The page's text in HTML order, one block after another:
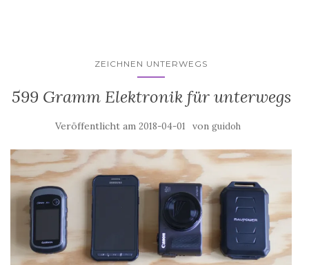
ZEICHNEN UNTERWEGS
599 Gramm Elektronik für unterwegs
Veröffentlicht am 2018-04-01 von guidoh